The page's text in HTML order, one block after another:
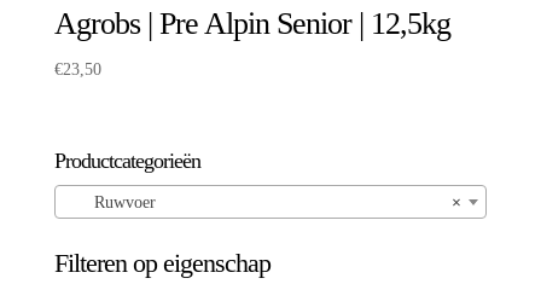
Agrobs | Pre Alpin Senior | 12,5kg
€23,50
Productcategorieën
×
Ruwvoer
Filteren op eigenschap